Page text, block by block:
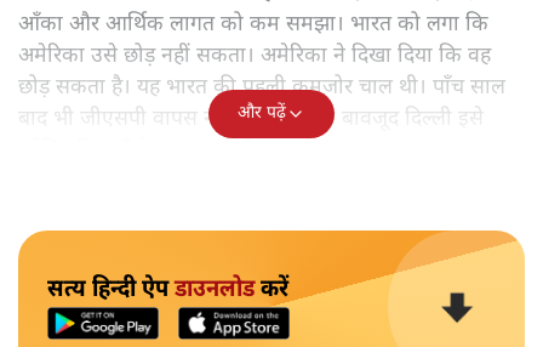
आँका और आर्थिक लागत को कम समझा। भारत को लगा कि
अमेरिका उसे छोड़ नहीं सकता। अमेरिका ने दिखा दिया कि वह
छोड़ सकता है। यह भारत की पहली कमजोर चाल थी। पाँच साल
बाद भी जीएसपी वापस नहीं आया। इसके बावजूद दिल्ली इसे
और पढ़ें
सत्य हिन्दी ऐपडाउनलोडकरें